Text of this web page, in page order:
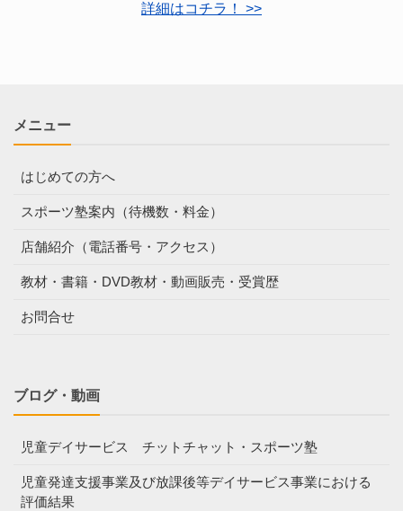
詳細はコチラ！ >>
メニュー
はじめての方へ
スポーツ塾案内（待機数・料金）
店舗紹介（電話番号・アクセス）
教材・書籍・DVD教材・動画販売・受賞歴
お問合せ
ブログ・動画
児童デイサービス チットチャット・スポーツ塾
児童発達支援事業及び放課後等デイサービス事業における
評価結果